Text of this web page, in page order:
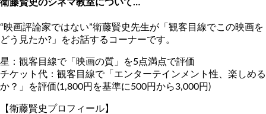
衛藤賢史のシネマ教室について…
“映画評論家ではない”衛藤賢史先生が「観客目線でこの映画を
どう見たか?」をお話するコーナーです。
星：観客目線で「映画の質」を5点満点で評価
チケット代：観客目線で「エンターテインメント性、楽しめる
か？」を評価(1,800円を基準に500円から3,000円)
【衛藤賢史プロフィール】